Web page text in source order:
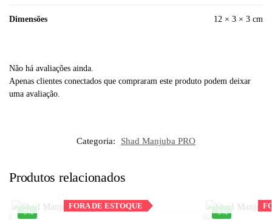
Dimensões 12 × 3 × 3 cm
Não há avaliações ainda.
Apenas clientes conectados que compraram este produto podem deixar
uma avaliação.
Categoria: Shad Manjuba PRO
Produtos relacionados
FORA DE ESTOQUE
-9%
Out of stock
FORA DE ESTOQUE
-9%